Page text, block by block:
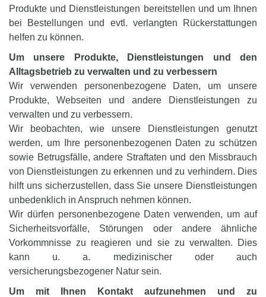
Produkte und Dienstleistungen bereitstellen und um Ihnen
bei Bestellungen und evtl. verlangten Rückerstattungen
helfen zu können.
Um unsere Produkte, Dienstleistungen und den
Alltagsbetrieb zu verwalten und zu verbessern
Wir verwenden personenbezogene Daten, um unsere
Produkte, Webseiten und andere Dienstleistungen zu
verwalten und zu verbessern.
Wir beobachten, wie unsere Dienstleistungen genutzt
werden, um Ihre personenbezogenen Daten zu schützen
sowie Betrugsfälle, andere Straftaten und den Missbrauch
von Dienstleistungen zu erkennen und zu verhindern. Dies
hilft uns sicherzustellen, dass Sie unsere Dienstleistungen
unbedenklich in Anspruch nehmen können.
Wir dürfen personenbezogene Daten verwenden, um auf
Sicherheitsvorfälle, Störungen oder andere ähnliche
Vorkommnisse zu reagieren und sie zu verwalten. Dies
kann u. a. medizinischer oder auch
versicherungsbezogener Natur sein.
Um mit Ihnen Kontakt aufzunehmen und zu